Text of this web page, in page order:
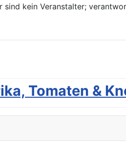
kein Veranstalter;
Tomaten &